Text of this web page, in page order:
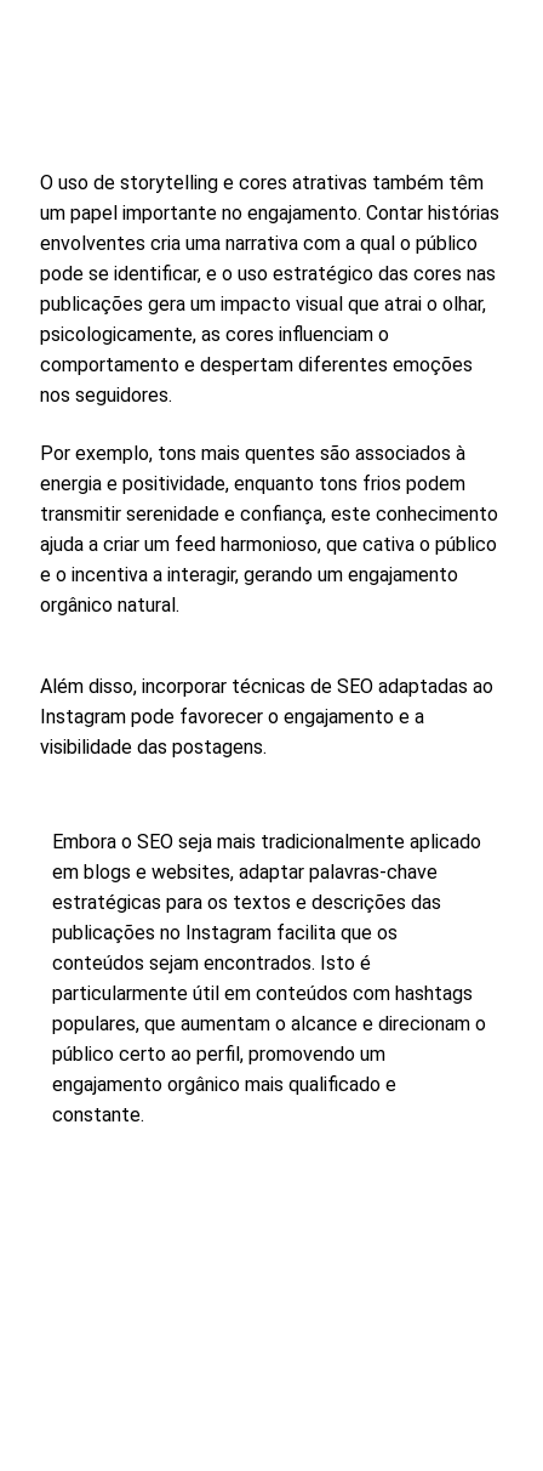
O uso de storytelling e cores atrativas também têm
um papel importante no engajamento. Contar histórias
envolventes cria uma narrativa com a qual o público
pode se identificar, e o uso estratégico das cores nas
publicações gera um impacto visual que atrai o olhar,
psicologicamente, as cores influenciam o
comportamento e despertam diferentes emoções
nos seguidores.
Por exemplo, tons mais quentes são associados à
energia e positividade, enquanto tons frios podem
transmitir serenidade e confiança, este conhecimento
ajuda a criar um feed harmonioso, que cativa o público
e o incentiva a interagir, gerando um engajamento
orgânico natural.
Além disso, incorporar técnicas de SEO adaptadas ao
Instagram pode favorecer o engajamento e a
visibilidade das postagens.
Embora o SEO seja mais tradicionalmente aplicado
em blogs e websites, adaptar palavras-chave
estratégicas para os textos e descrições das
publicações no Instagram facilita que os
conteúdos sejam encontrados. Isto é
particularmente útil em conteúdos com hashtags
populares, que aumentam o alcance e direcionam o
público certo ao perfil, promovendo um
engajamento orgânico mais qualificado e
constante.